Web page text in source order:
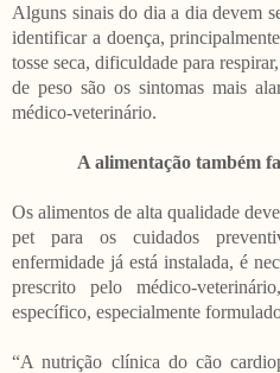
Alguns sinais do dia a dia devem
identificar a doença,
tosse seca, dificuldade para
de peso são os sintomas mais
médico-veterinário.
A alimentação também
Os alimentos de alta qualidade
pet para os cuidados
enfermidade já está instalada, é
prescrito pelo médico-
específico, especialmente
“A nutrição clínica do cão